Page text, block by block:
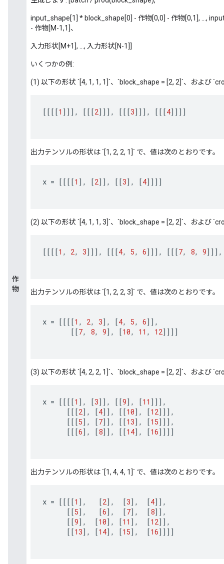
作
物
input_shape[1] * block_shape[0] - 作物[0,0] - 作物[0,1], ...,
- 作物[M-1,1]、
入力形状[M+1], ..., 入力形状[N-1]]
いくつかの例:
(1) 以下の形状 `[4, 1, 1, 1]`、`block_shape = [2, 2]`、および
[[[[1 ]]] , [[[2]]] , [[[3]]] , [[[4]]]]
出力テンソルの形状は `[1, 2, 2, 1]` で、値は次のとおりです。
x = [[[[1 ] , [2]] , [[3] , [4]]]]
(2) 以下の形状 `[4, 1, 1, 3]`、`block_shape = [2, 2]`、および
[[[[1 , 2, 3]]] , [[[4, 5, 6]]] , [[[7, 8, 9]]] ,
出力テンソルの形状は `[1, 2, 2, 3]` で、値は次のとおりです。
x = [[[[1 , 2, 3] , [4, 5, 6]] ,
[[7, 8, 9] , [10, 11 , 12]]]]
(3) 以下の形状 `[4, 2, 2, 1]`、`block_shape = [2, 2]`、および
x = [[[[1 ] , [3]] , [[9] , [11 ]]] ,
[[[2] , [4]] , [[10] , [12]]] ,
[[[5] , [7]] , [[13] , [15]]] ,
[[[6] , [8]] , [[14] , [16]]]]
出力テンソルの形状は `[1, 4, 4, 1]` で、値は次のとおりです。
x = [[[[1 ] , [2] , [3] , [4]] ,
[[5] , [6] , [7] , [8]] ,
[[9] , [10] , [11 ] , [12]] ,
[[13] , [14] , [15] , [16]]]]